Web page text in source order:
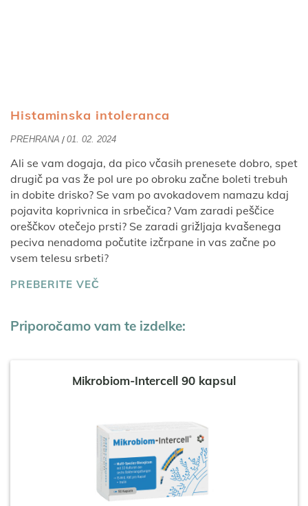
Histaminska intoleranca
PREHRANA / 01. 02. 2024
Ali se vam dogaja, da pico včasih prenesete dobro, spet
drugič pa vas že pol ure po obroku začne boleti trebuh
in dobite drisko? Se vam po avokadovem namazu kdaj
pojavita koprivnica in srbečica? Vam zaradi peščice
oreščkov otečejo prsti? Se zaradi grižljaja kvašenega
peciva nenadoma počutite izčrpane in vas začne po
vsem telesu srbeti?
PREBERITE VEČ
Priporočamo vam te izdelke:
Mikrobiom-Intercell 90 kapsul